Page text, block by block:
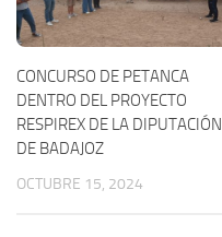
CONCURSO DE PETANCA
DENTRO DEL PROYECTO
RESPIREX DE LA DIPUTACIÓN
DE BADAJOZ
OCTUBRE 15, 2024